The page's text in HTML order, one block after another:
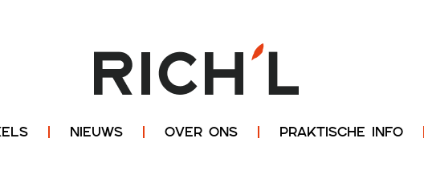
NIEUWS OVER ONS PRAKTISCHE INFO